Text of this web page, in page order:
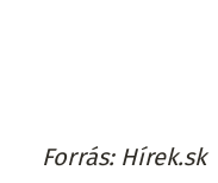
Forrás Hírek.sk